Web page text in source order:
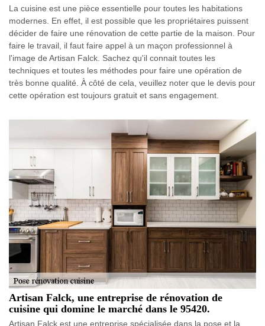
La cuisine est une pièce essentielle pour toutes les habitations
modernes. En effet, il est possible que les propriétaires puissent
décider de faire une rénovation de cette partie de la maison. Pour
faire le travail, il faut faire appel à un maçon professionnel à
l'image de Artisan Falck. Sachez qu'il connait toutes les
techniques et toutes les méthodes pour faire une opération de
très bonne qualité. À côté de cela, veuillez noter que le devis pour
cette opération est toujours gratuit et sans engagement.
Artisan Falck, une entreprise de rénovation de
cuisine qui domine le marché dans le 95420.
Artisan Falck est une entreprise spécialisée dans la pose et la